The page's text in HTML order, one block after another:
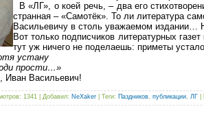
В «ЛГ», о коей речь, – два его
странная – «Самотёк». То ли литература
Васильевичу в столь уважаемом издании…
Вот только подписчиков литературных
тут уж ничего не поделаешь: приметы
устану
прости…»
Иван Васильевич!
: 1341 | Добавил: NeXaker Теги: Паздников, публикации, ЛГ